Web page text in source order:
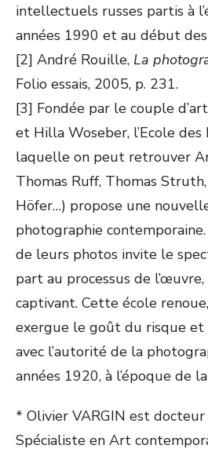
intellectuels russes partis à
années 1990 et au début
[2] André Rouille, La
Folio essais, 2005, p. 231.
[3] Fondée par le couple
et Hilla Woseber, l’Ecole des
laquelle on peut retrouver
Thomas Ruff, Thomas
Höfer…) propose une
photographie
de leurs photos invite le
part au processus de
captivant. Cette école
exergue le goût du risque et
avec l’autorité de la
années 1920, à l’époque de
* Olivier VARGIN est docteur
Spécialiste en Art